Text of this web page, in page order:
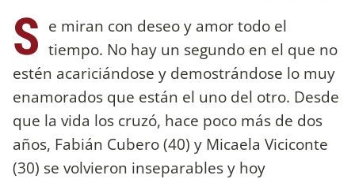
S e miran con deseo y amor todo el
tiempo. No hay un segundo en el que no
estén acariciándose y demostrándose lo muy
enamorados que están el uno del otro. Desde
que la vida los cruzó, hace poco más de dos
años, Fabián Cubero (40) y Micaela Viciconte
(30) se volvieron inseparables y hoy